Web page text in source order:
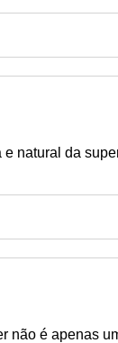
natural da
não é apenas